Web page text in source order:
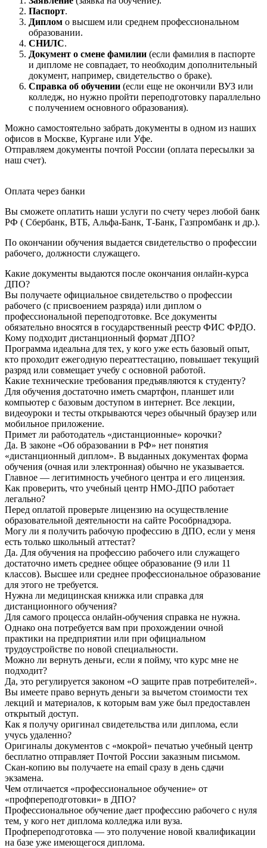
Паспорт.
Диплом о высшем или среднем профессиональном
образовании.
СНИЛС.
Документ о смене фамилии (если фамилия в паспорте
и дипломе не совпадает, то необходим дополнительный
документ, например, свидетельство о браке).
Справка об обучении (если еще не окончили ВУЗ или
колледж, но нужно пройти переподготовку параллельно
с получением основного образования).
Можно самостоятельно забрать документы в одном из наших
офисов в Москве, Кургане или Уфе.
Отправляем документы почтой России (оплата пересылки за
наш счет).
Оплата через банки
Вы сможете оплатить наши услуги по счету через любой банк
РФ ( Сбербанк, ВТБ, Альфа-Банк, Т-Банк, Газпромбанк и др.).
По окончании обучения выдается свидетельство о профессии
рабочего, должности служащего.
Какие документы выдаются после окончания онлайн-курса
ДПО?
Вы получаете официальное свидетельство о профессии
рабочего (с присвоением разряда) или диплом о
профессиональной переподготовке. Все документы
обязательно вносятся в государственный реестр ФИС ФРДО.
Кому подходит дистанционный формат ДПО?
Программа идеальна для тех, у кого уже есть базовый опыт,
кто проходит ежегодную переаттестацию, повышает текущий
разряд или совмещает учебу с основной работой.
Какие технические требования предъявляются к студенту?
Для обучения достаточно иметь смартфон, планшет или
компьютер с базовым доступом в интернет. Все лекции,
видеоуроки и тесты открываются через обычный браузер или
мобильное приложение.
Примет ли работодатель «дистанционные» корочки?
Да. В законе «Об образовании в РФ» нет понятия
«дистанционный диплом». В выданных документах форма
обучения (очная или электронная) обычно не указывается.
Главное — легитимность учебного центра и его лицензия.
Как проверить, что учебный центр НМО-ДПО работает
легально?
Перед оплатой проверьте лицензию на осуществление
образовательной деятельности на сайте Рособрнадзора.
Могу ли я получить рабочую профессию в ДПО, если у меня
есть только школьный аттестат?
Да. Для обучения на профессию рабочего или служащего
достаточно иметь среднее общее образование (9 или 11
классов). Высшее или среднее профессиональное образование
для этого не требуется.
Нужна ли медицинская книжка или справка для
дистанционного обучения?
Для самого процесса онлайн-обучения справка не нужна.
Однако она потребуется вам при прохождении очной
практики на предприятии или при официальном
трудоустройстве по новой специальности.
Можно ли вернуть деньги, если я пойму, что курс мне не
подходит?
Да, это регулируется законом «О защите прав потребителей».
Вы имеете право вернуть деньги за вычетом стоимости тех
лекций и материалов, к которым вам уже был предоставлен
открытый доступ.
Как я получу оригинал свидетельства или диплома, если
учусь удаленно?
Оригиналы документов с «мокрой» печатью учебный центр
бесплатно отправляет Почтой России заказным письмом.
Скан-копию вы получаете на email сразу в день сдачи
экзамена.
Чем отличается «профессиональное обучение» от
«профпереподготовки» в ДПО?
Профессиональное обучение дает профессию рабочего с нуля
тем, у кого нет диплома колледжа или вуза.
Профпереподготовка — это получение новой квалификации
на базе уже имеющегося диплома.